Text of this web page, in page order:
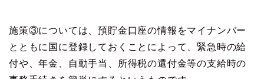
施策③については、預貯金口座の情報をマイナンバー
とともに国に登録しておくことによって、緊急時の給
付や、年金、自動手当、所得税の還付金等の支給時の